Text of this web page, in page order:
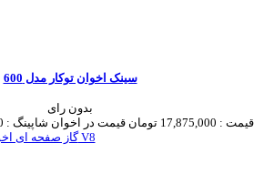
سینک اخوان توکار مدل 600
بدون رای
قیمت : 17,875,000 تومان قیمت در اخوان شاپینگ :